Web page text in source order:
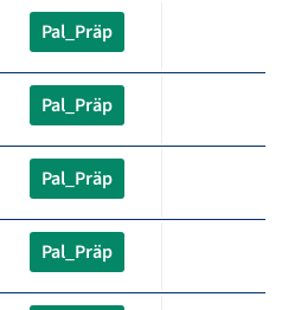
Pal_Präp
Pal_Präp
Pal_Präp
Pal_Präp